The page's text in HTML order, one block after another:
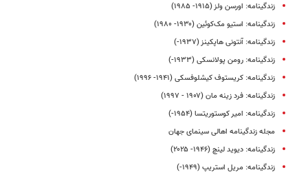
زندگینامه: اورسن ولز (۱۹۱۵- ۱۹۸۵)
زندگینامه: استیو مک‌کوئین (۱۹۳۰- ۱۹۸۰)
زندگینامه: آنتونی هاپکینز (۱۹۳۷-)
زندگینامه: رومن پولانسکی (۱۹۳۳-)
زندگینامه: کریستوف کیشلوفسکی (۱۹۴۱- ۱۹۹۶)
زندگینامه: فرد زینه مان (۱۹۰۷ - ۱۹۹۷)
زندگینامه: امیر کوستوریتسا (۱۹۵۴-)
مجله زندگینامه اهالی سینمای جهان
زندگینامه: دیوید لینچ (۱۹۴۶- ۲۰۲۵)
زندگینامه: مریل استریپ (۱۹۴۹-)